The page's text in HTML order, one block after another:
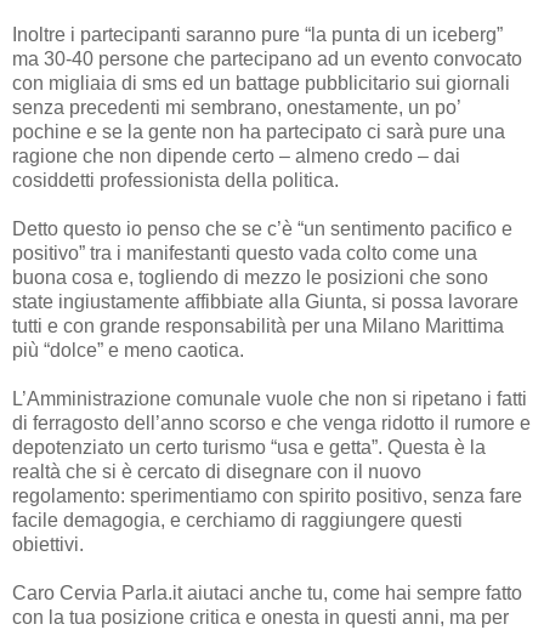
Inoltre i partecipanti saranno pure “la punta di un iceberg”
ma 30-40 persone che partecipano ad un evento convocato
con migliaia di sms ed un battage pubblicitario sui giornali
senza precedenti mi sembrano, onestamente, un po’
pochine e se la gente non ha partecipato ci sarà pure una
ragione che non dipende certo – almeno credo – dai
cosiddetti professionista della politica.
Detto questo io penso che se c’è “un sentimento pacifico e
positivo” tra i manifestanti questo vada colto come una
buona cosa e, togliendo di mezzo le posizioni che sono
state ingiustamente affibbiate alla Giunta, si possa lavorare
tutti e con grande responsabilità per una Milano Marittima
più “dolce” e meno caotica.
L’Amministrazione comunale vuole che non si ripetano i fatti
di ferragosto dell’anno scorso e che venga ridotto il rumore e
depotenziato un certo turismo “usa e getta”. Questa è la
realtà che si è cercato di disegnare con il nuovo
regolamento: sperimentiamo con spirito positivo, senza fare
facile demagogia, e cerchiamo di raggiungere questi
obiettivi.
Caro Cervia Parla.it aiutaci anche tu, come hai sempre fatto
con la tua posizione critica e onesta in questi anni, ma per